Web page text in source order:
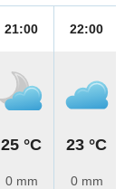
21:00
25 °C
0 mm
22:00
23 °C
0 mm